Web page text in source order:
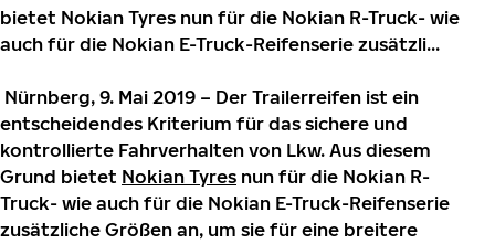
bietet Nokian Tyres nun für die Nokian R-Truck- wie
auch für die Nokian E-Truck-Reifenserie zusätzli...
Nürnberg, 9. Mai 2019 – Der Trailerreifen ist ein
entscheidendes Kriterium für das sichere und
kontrollierte Fahrverhalten von Lkw. Aus diesem
Grund bietet Nokian Tyres nun für die Nokian R-
Truck- wie auch für die Nokian E-Truck-Reifenserie
zusätzliche Größen an, um sie für eine breitere